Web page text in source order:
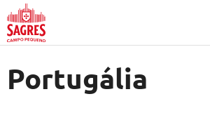
Saltar para o conteúdo principal
Portugália